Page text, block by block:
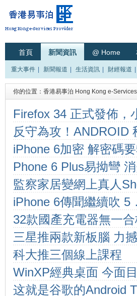
首頁 新聞資訊 @ Home
重大事件 新聞報道 生活資訊 財經報道
你的位置： 香港易事泊 Hong Kong e-
Firefox 34 正式發佈，
llo Fox 功能
反守為攻！ANDROID
iPhone 6加密 解密碼
Phone 6 Plus易拗彎
監察家居變網上真人
iPhone 6傳聞繼續吹 5
32款國產充電器無一
三星推兩款新板腦 力
科大推三個線上課程
WinXP經典桌面 今面
这就是谷歌的Android